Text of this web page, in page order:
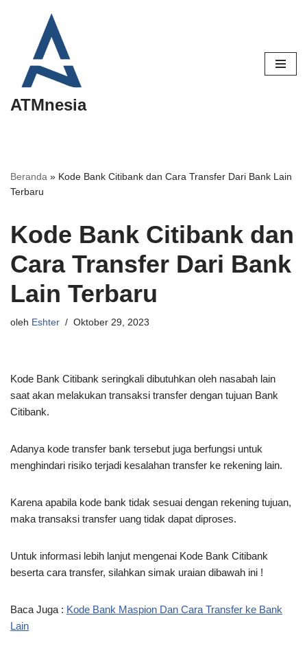
Lompat
konten
ATMnesia
Beranda » Kode Bank Citibank dan Cara Transfer Dari Bank Lain
Terbaru
Kode Bank Citibank dan
Cara Transfer Dari Bank
Lain Terbaru
oleh Eshter Oktober 29, 2023
Kode Bank Citibank seringkali dibutuhkan oleh nasabah lain
saat akan melakukan transaksi transfer dengan tujuan Bank
Citibank.
Adanya kode transfer bank tersebut juga berfungsi untuk
menghindari risiko terjadi kesalahan transfer ke rekening lain.
Karena apabila kode bank tidak sesuai dengan rekening tujuan,
maka transaksi transfer uang tidak dapat diproses.
Untuk informasi lebih lanjut mengenai Kode Bank Citibank
beserta cara transfer, silahkan simak uraian dibawah ini !
Baca Juga : Kode Bank Maspion Dan Cara Transfer ke Bank
Lain